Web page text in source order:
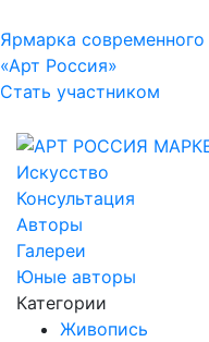
Ярмарка современного
«Арт Россия»
Стать участником
Искусство
Консультация
Авторы
Галереи
Юные авторы
Категории
Живопись